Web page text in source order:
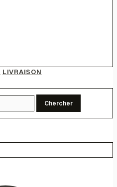
LIVRAISON
Chercher